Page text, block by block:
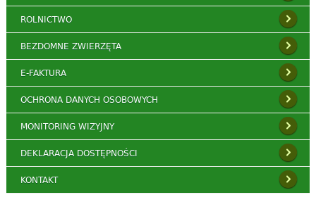
ROLNICTWO
BEZDOMNE ZWIERZĘTA
E-FAKTURA
OCHRONA DANYCH OSOBOWYCH
MONITORING WIZYJNY
DEKLARACJA DOSTĘPNOŚCI
KONTAKT